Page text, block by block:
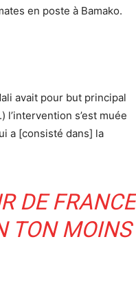
en poste à Bamako.
avait pour but principal
l’intervention s’est muée
a [consisté dans] la
DE FRANCE
TON MOINS